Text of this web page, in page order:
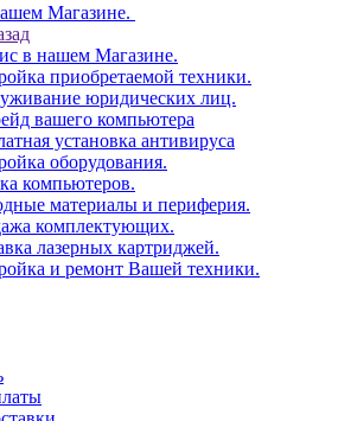
Магазине.
в нашем Магазине.
приобретаемой техники.
юридических лиц.
вашего компьютера
установка антивируса
оборудования.
компьютеров.
материалы и периферия.
комплектующих.
лазерных картриджей.
и ремонт Вашей техники.